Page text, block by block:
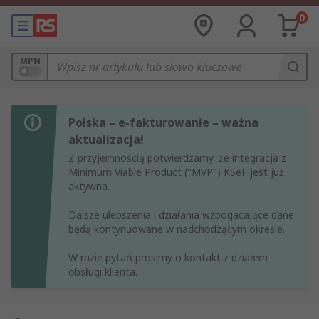
0
MPN
Polska – e-fakturowanie – ważna
aktualizacja!
Z przyjemnością potwierdzamy, że integracja z
Minimum Viable Product ("MVP") KSeF jest już
aktywna.
Dalsze ulepszenia i działania wzbogacające dane
będą kontynuowane w nadchodzącym okresie.
W razie pytań prosimy o kontakt z działem
obsługi klienta.